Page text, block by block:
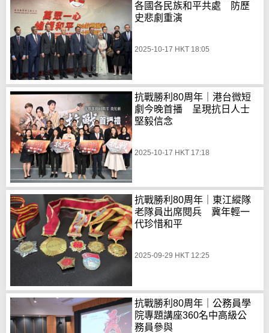
各國各民族和平共處 防歷
史悲劇重演
2025-10-17 HKT 18:05
抗戰勝利80周年｜港台微短
劇今晚首播 呈現抗日人士
堅毅信念
2025-10-17 HKT 17:18
抗戰勝利80周年｜東江縱隊
老隊員出席閱兵 冀年輕一
代珍惜和平
2025-09-29 HKT 12:25
抗戰勝利80周年｜公務員學
院專題講座360名中高級公
務員參與